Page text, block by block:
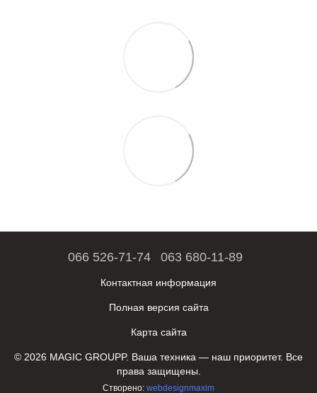
066 526-71-74 063 680-11-89
Контактная информация
Полная версия сайта
Карта сайта
© 2026 MAGIC GROUPP. Ваша техника — наш приоритет. Все
права защищены.
Створено: webdesignmaxim